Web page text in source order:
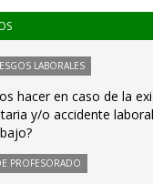
LABORALES
hacer en caso de la
y/o accidente
PROFESORADO